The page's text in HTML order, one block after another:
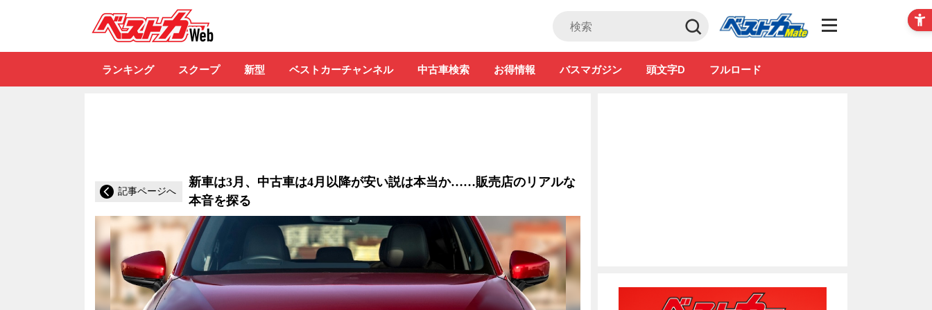
Club
ランキング スクープ 新型 ベストカーチャンネル 中古車検索 お得情報 バスマガジン 頭文字D フルロード
記事ページへ
新車は3月、中古車は4月以降が安い説は本当か……販売店のリアルな
本音を探る